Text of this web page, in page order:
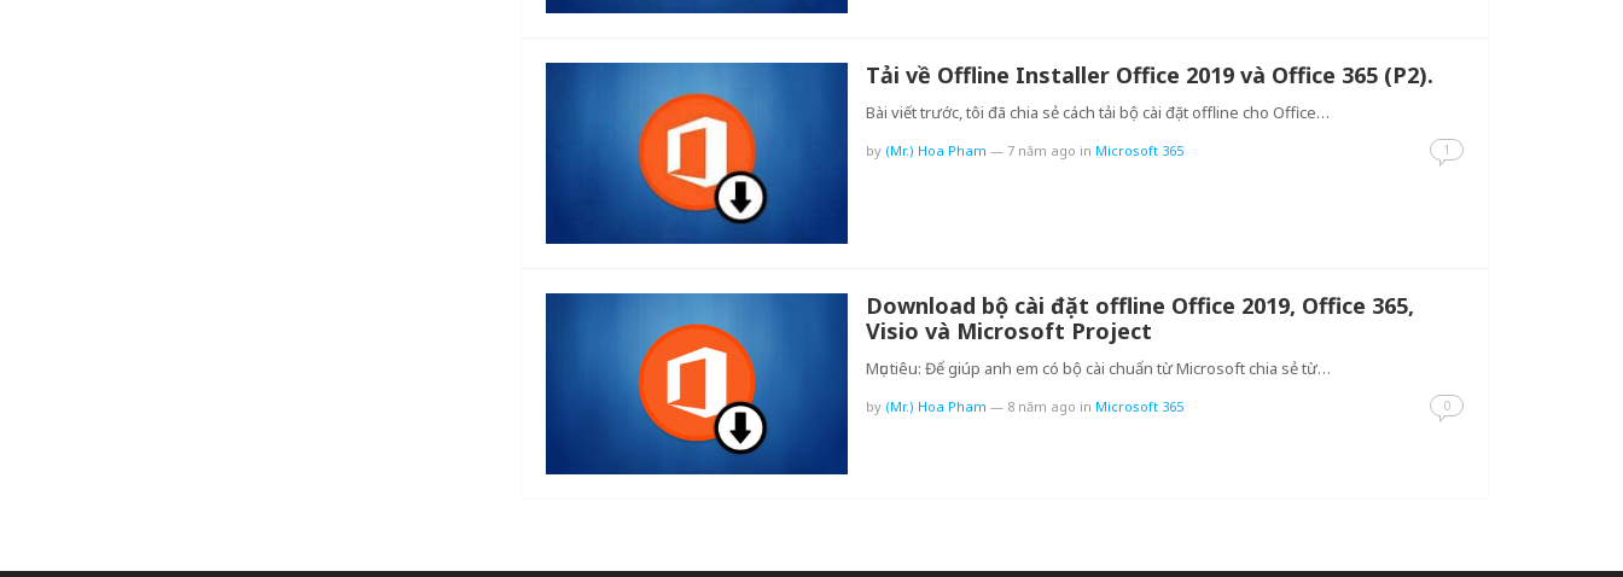
Tải về Offline Installer Office 2019 và Office 365 (P2).
Bài viết trước, tôi đã chia sẻ cách tải bộ cài đặt offline cho Office…
by (Mr.) Hoa Pham — 7 năm ago in Microsoft 365 1
Download bộ cài đặt offline Office 2019, Office 365,
Visio và Microsoft Project
Mục tiêu: Để giúp anh em có bộ cài chuẩn từ Microsoft chia sẻ từ…
by (Mr.) Hoa Pham — 8 năm ago in Microsoft 365 0